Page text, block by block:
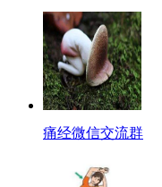
痛经微信交流群